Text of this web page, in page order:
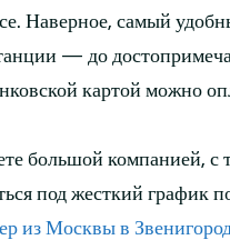
Наверное, самый
— до
картой можно
большой компанией,
под жесткий график
из Москвы в